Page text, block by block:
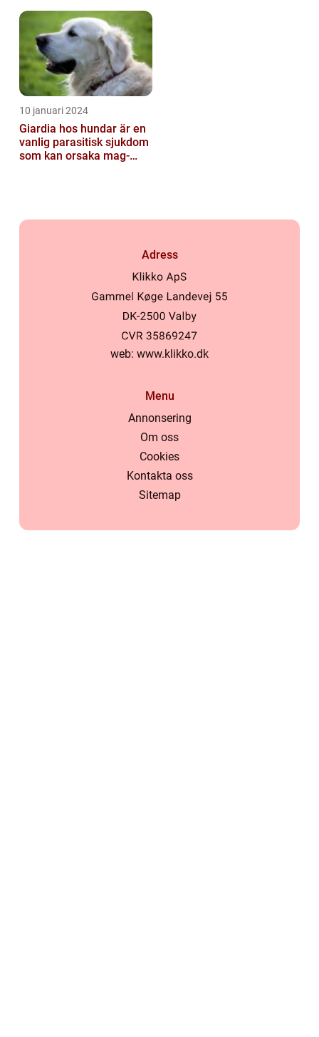
10 januari 2024
Giardia hos hundar är en
vanlig parasitisk sjukdom
som kan orsaka mag-
Adress
web: www.klikko.dk
Menu
Annonsering
Om oss
Cookies
Kontakta oss
Sitemap